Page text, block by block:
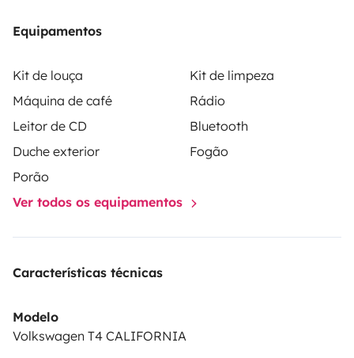
Equipamentos
Kit de louça
Kit de limpeza
Máquina de café
Rádio
Leitor de CD
Bluetooth
Duche exterior
Fogão
Porão
Ver todos os equipamentos
Características técnicas
Modelo
Volkswagen T4 CALIFORNIA